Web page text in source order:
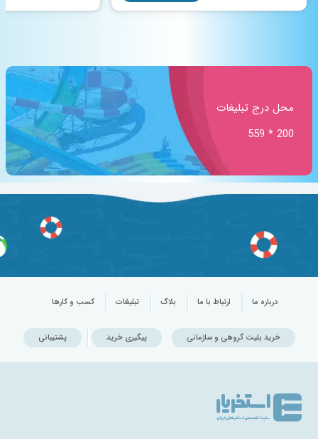
محل درج تبلیغات
200 * 559
درباره ما ارتباط با ما بلاگ تبلیغات کسب و کارها
خرید بلیت گروهی و سازمانی پیگیری خرید پشتیبانی